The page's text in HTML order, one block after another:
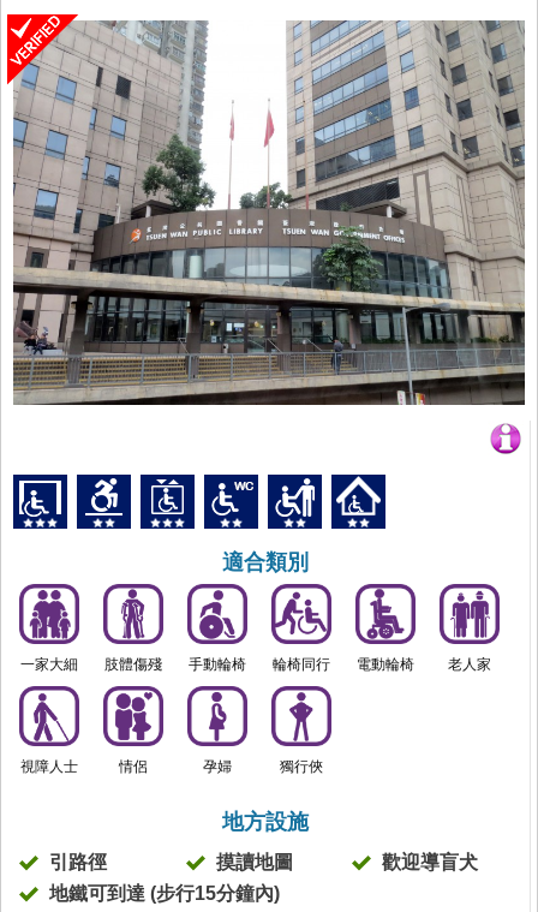
適合類別
一家大細 肢體傷殘 手動輪椅 輪椅同行 電動輪椅 老人家
視障人士 情侶 孕婦 獨行俠
地方設施
引路徑 摸讀地圖
歡迎導盲犬
地鐵可到達 (步行15分鐘內)